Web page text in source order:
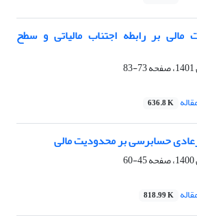
مالی بر رابطه اجتناب مالیاتی و سطح
73-83
636.8 K
حسابرسی بر محدودیت مالی
45-60
818.99 K